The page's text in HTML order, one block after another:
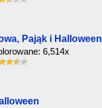
Pająk i Halloween
6,514x